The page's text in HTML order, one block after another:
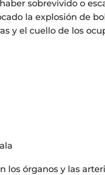
sobrevivido o
la explosión de
y el cuello de los
los órganos y las